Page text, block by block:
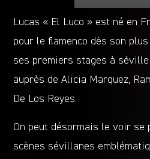
Lucas « El Luco » est né en
pour le flamenco dès son
ses premiers stages à séville
auprès de Alicia Marquez,
De Los Reyes.
On peut désormais le voir se
scènes sévillanes